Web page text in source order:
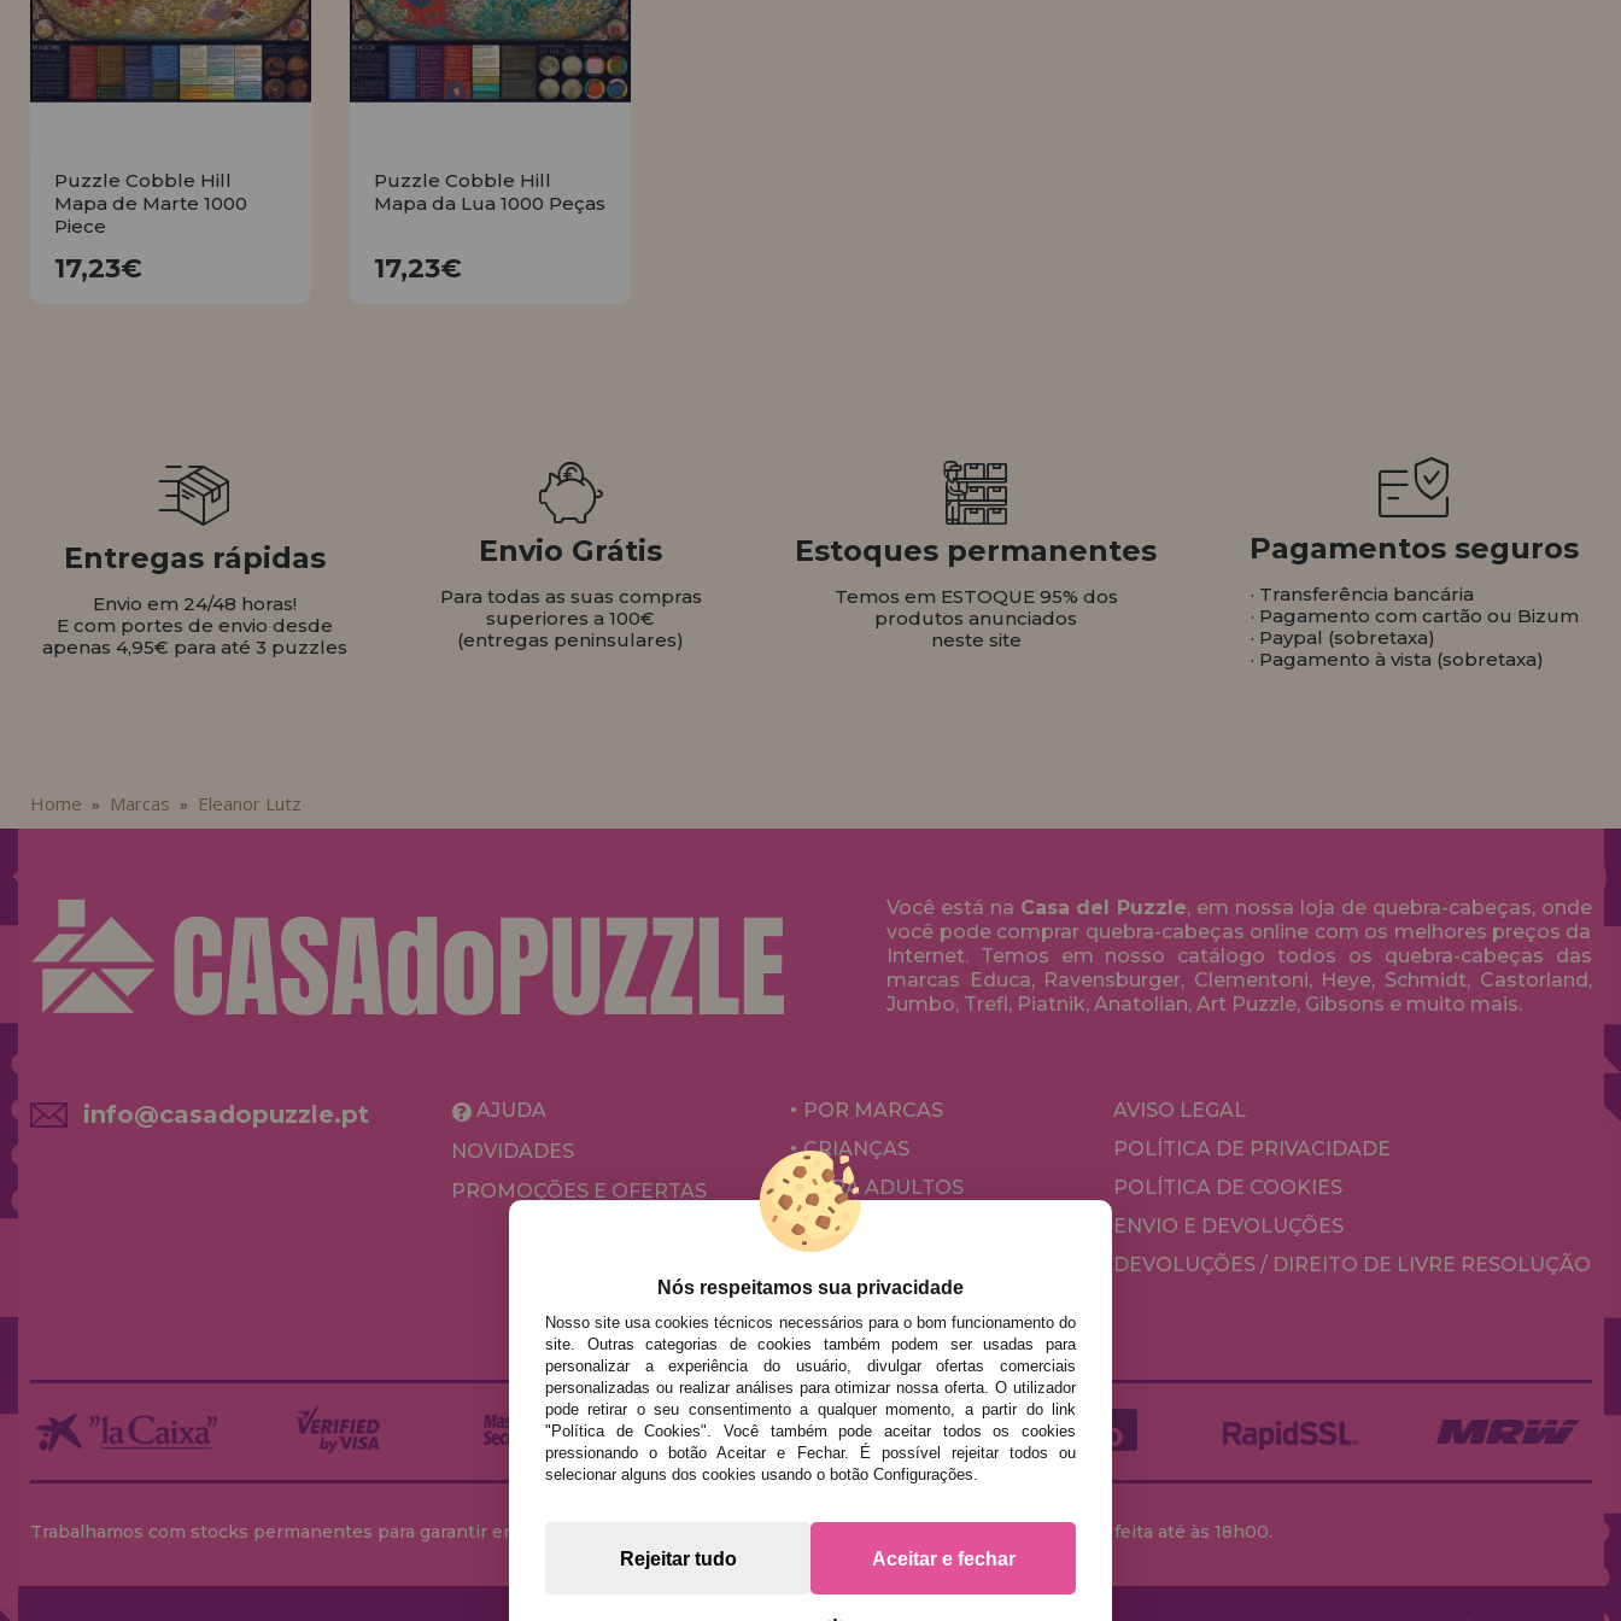
LIQUIDAÇÕES
EM FORMAÇÃO
Puzzle Cobble Hill
Mapa de Marte 1000
Piece
17,23€
Puzzle Cobble Hill
Mapa da Lua 1000 Peças
17,23€
Entregas rápidas
Envio em 24/48 horas!
E com portes de envio desde
apenas 4,95€ para até 3 puzzles
Envio Grátis
Para todas as suas compras
superiores a 100€
(entregas peninsulares)
Estoques permanentes
Temos em ESTOQUE 95% dos
produtos anunciados
neste site
Pagamentos seguros
· Transferência bancária
· Pagamento com cartão ou Bizum
· Paypal (sobretaxa)
· Pagamento à vista (sobretaxa)
Home » Marcas » Eleanor Lutz
Você está na Casa del Puzzle, em nossa loja de quebra-cabeças, onde
você pode comprar quebra-cabeças online com os melhores preços da
Internet. Temos em nosso catálogo todos os quebra-cabeças das
marcas Educa, Ravensburger, Clementoni, Heye, Schmidt, Castorland,
Jumbo, Trefl, Piatnik, Anatolian, Art Puzzle, Gibsons e muito mais.
info@casadopuzzle.pt
AJUDA
NOVIDADES
PROMOÇÕES E OFERTAS
POR MARCAS
CRIANÇAS
PARA ADULTOS
POR AUTORES
JOGOS DE TABULEIRO
AVISO LEGAL
POLÍTICA DE PRIVACIDADE
POLÍTICA DE COOKIES
ENVIO E DEVOLUÇÕES
DEVOLUÇÕES / DIREITO DE LIVRE RESOLUÇÃO
Trabalhamos com stocks permanentes para garantir entregas rápidas no território peninsular, desde que a encomenda seja feita até às 18h00.
Nós respeitamos sua privacidade
Nosso site usa cookies técnicos necessários para o bom funcionamento do
site. Outras categorias de cookies também podem ser usadas para
personalizar a experiência do usuário, divulgar ofertas comerciais
personalizadas ou realizar análises para otimizar nossa oferta. O utilizador
pode retirar o seu consentimento a qualquer momento, a partir do link
"Política de Cookies". Você também pode aceitar todos os cookies
pressionando o botão Aceitar e Fechar. É possível rejeitar todos ou
selecionar alguns dos cookies usando o botão Configurações.
Rejeitar tudo Aceitar e fechar